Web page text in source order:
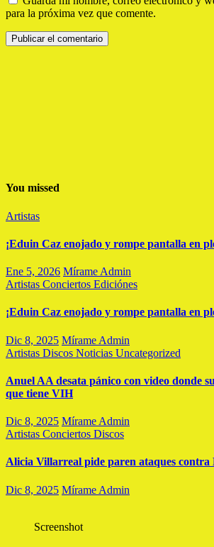
para la próxima vez que comente.
You missed
Artistas
¡Eduin Caz enojado y rompe pantalla en
Ene 5, 2026 Mírame Admin
Artistas Conciertos Ediciónes
¡Eduin Caz enojado y rompe pantalla en
Dic 8, 2025 Mírame Admin
Artistas Discos Noticias Uncategorized
Anuel AA desata pánico con video donde
que tiene VIH
Dic 8, 2025 Mírame Admin
Artistas Conciertos Discos
Alicia Villarreal pide paren ataques contra
Dic 8, 2025 Mírame Admin
Screenshot